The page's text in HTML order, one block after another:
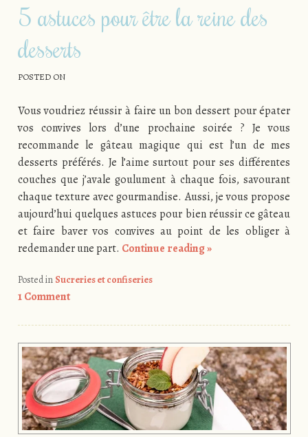
5 astuces pour être la reine des
desserts
POSTED ON
Vous voudriez réussir à faire un bon dessert pour épater
vos convives lors d’une prochaine soirée ? Je vous
recommande le gâteau magique qui est l’un de mes
desserts préférés. Je l’aime surtout pour ses différentes
couches que j’avale goulument à chaque fois, savourant
chaque texture avec gourmandise. Aussi, je vous propose
aujourd’hui quelques astuces pour bien réussir ce gâteau
et faire baver vos convives au point de les obliger à
redemander une part. Continue reading»
Posted in Sucreries et confiseries
1 Comment